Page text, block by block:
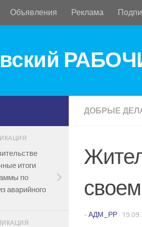
Объявления Реклама
ДОБРЫЕ
- АДМ_РР ·
итоги
по
аварийного